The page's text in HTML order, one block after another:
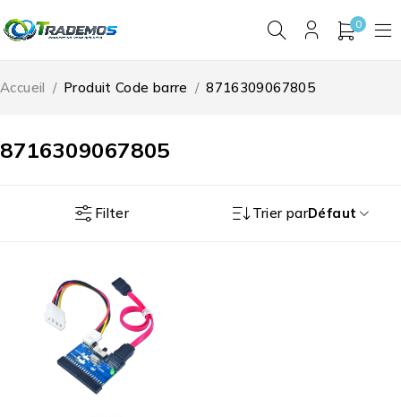
0
8716309067805
Accueil / Produit Code barre / 8716309067805
Filter Trier parDéfaut